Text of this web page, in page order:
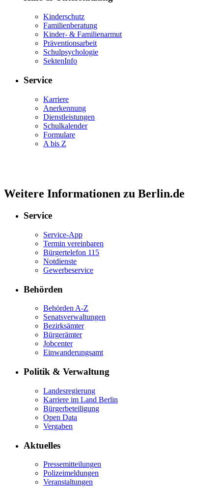
Kinderschutz
Familienberatung
Kinder- & Familienarmut
Präventionsarbeit
Schulpsychologie
SektenInfo
Service
Karriere
Anerkennung
Dienstleistungen
Schulkalender
Formulare
A bis Z
Weitere Informationen zu Berlin.de
Service
Service-App
Termin vereinbaren
Bürgertelefon 115
Notdienste
Gewerbeservice
Behörden
Behörden A-Z
Senatsverwaltungen
Bezirksämter
Bürgerämter
Jobcenter
Einwanderungsamt
Politik & Verwaltung
Landesregierung
Karriere im Land Berlin
Bürgerbeteiligung
Open Data
Vergaben
Aktuelles
Pressemitteilungen
Polizeimeldungen
Veranstaltungen